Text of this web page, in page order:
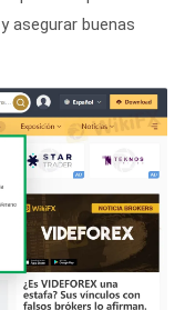
asegurar buenas